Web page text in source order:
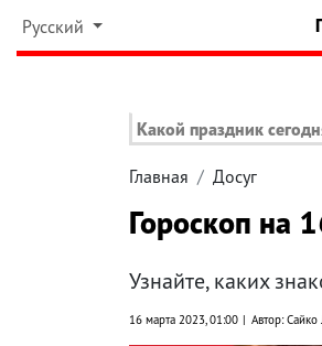
Русский
Какой праздник
Главная Досуг
Гороскоп на
Узнайте, каких
16 марта 2023, 01:00 Автор: Сайко